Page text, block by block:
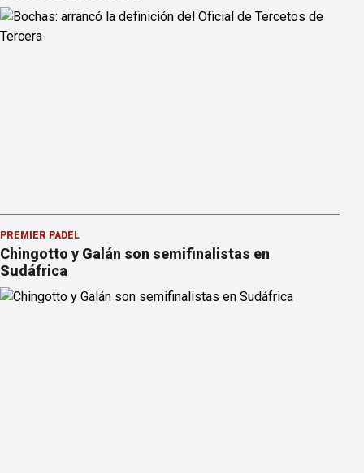
PREMIER PÁDEL
Chingotto y Galán son semifinalistas en
Sudáfrica